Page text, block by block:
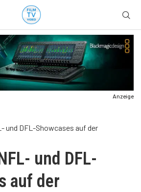
Anzeige
und DFL-Showcases auf der
und DFL-
auf der